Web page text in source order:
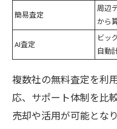
簡易査定
周辺
から
AI査定
ビッ
自動
複数社の無料査定を利
応、サポート体制を比
売却や活用が可能となり